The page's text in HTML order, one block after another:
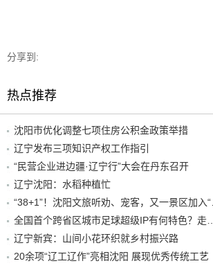
分享到:
热点推荐
沈阳市优化调整七项住房公积金政策举措
辽宁发布三项知识产权工作指引
“民营企业进边疆·辽宁行”大会在丹东召开
辽宁沈阳：水稻种植忙
全国首个跨省区城市足球超级
辽宁新宾：山间小花环织就乡村振兴路
20余项“辽工辽作”亮相沈阳 展现优秀传统工艺